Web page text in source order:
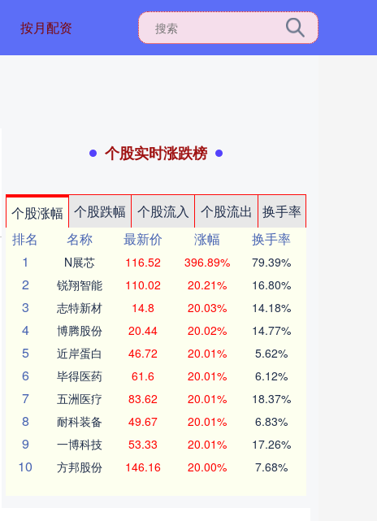
按月配资
个股实时涨跌榜
个股涨幅 个股跌幅 个股流入 个股流出
换手率
排名
名称 最新价 涨幅
换手率
1
N展芯 116.52 396.89% 79.39%
2 锐翔智能 110.02 20.21% 16.80%
3 志特新材 14.8 20.03% 14.18%
4 博腾股份 20.44 20.02% 14.77%
5 近岸蛋白 46.72 20.01% 5.62%
6 毕得医药 61.6 20.01% 6.12%
7 五洲医疗 83.62 20.01% 18.37%
8 耐科装备 49.67 20.01% 6.83%
9 一博科技 53.33 20.01% 17.26%
10 方邦股份 146.16 20.00% 7.68%